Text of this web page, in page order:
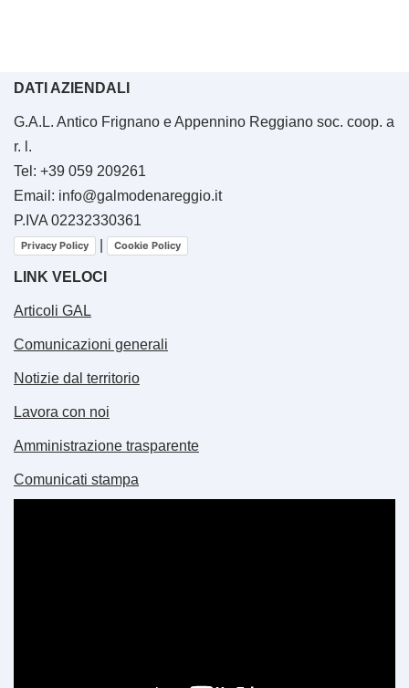
DATI AZIENDALI
G.A.L. Antico Frignano e Appennino Reggiano soc. coop. a
r. l.
Tel: +39 059 209261
Email: info@galmodenareggio.it
P.IVA 02232330361
Privacy Policy Cookie Policy
LINK VELOCI
Articoli GAL
Comunicazioni generali
Notizie dal territorio
Lavora con noi
Amministrazione trasparente
Comunicati stampa